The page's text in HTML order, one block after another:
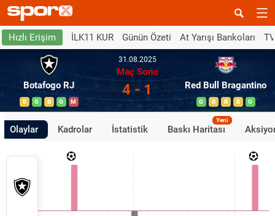
Hızlı Erişim İLK11 KUR Günün Özeti At Yarışı Bankoları
Botafogo RJ
B G B G M
31.08.2025
Maç Sonu
4 - 1 Red Bull Bragantino
G B B B G
Olaylar Kadrolar İstatistik Baskı Haritası
Yeni